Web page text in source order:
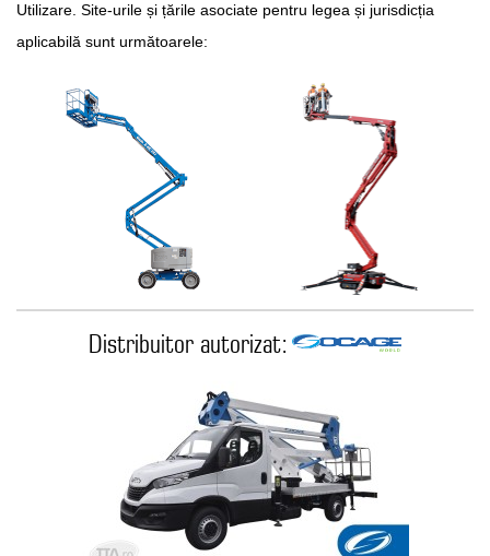
Utilizare. Site-urile și țările asociate pentru legea și jurisdicția
aplicabilă sunt următoarele:
Distribuitor autorizat: